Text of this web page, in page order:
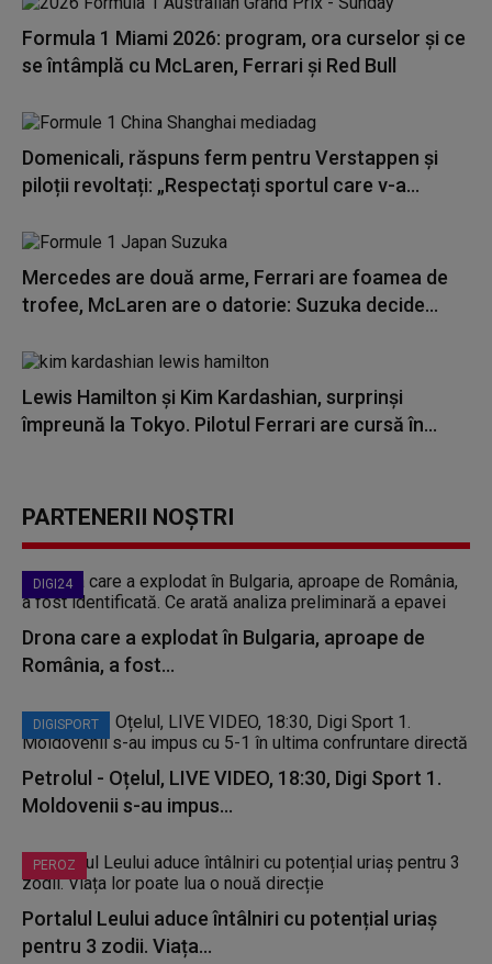
Formula 1 Miami 2026: program, ora curselor și ce
se întâmplă cu McLaren, Ferrari și Red Bull
Domenicali, răspuns ferm pentru Verstappen și
piloții revoltați: „Respectați sportul care v-a...
Mercedes are două arme, Ferrari are foamea de
trofee, McLaren are o datorie: Suzuka decide...
Lewis Hamilton și Kim Kardashian, surprinși
împreună la Tokyo. Pilotul Ferrari are cursă în...
PARTENERII NOȘTRI
DIGI24
Drona care a explodat în Bulgaria, aproape de
România, a fost...
DIGISPORT
Petrolul - Oțelul, LIVE VIDEO, 18:30, Digi Sport 1.
Moldovenii s-au impus...
PEROZ
Portalul Leului aduce întâlniri cu potențial uriaș
pentru 3 zodii. Viața...